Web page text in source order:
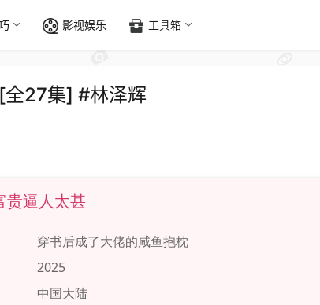
影视娱乐 工具箱
27集] #林泽辉
贵逼人太甚
穿书后成了大佬的咸鱼抱枕
2025
中国大陆